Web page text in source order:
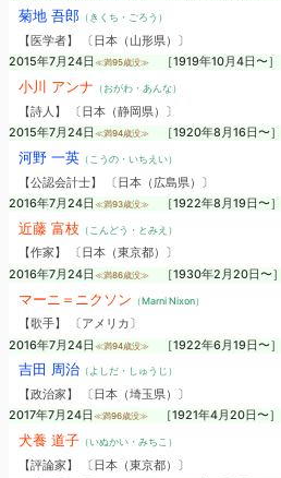
菊地 吾郎（きくち・ごろう）
【医学者】 〔日本（山形県）〕
2015年7月24日 ≪満95歳没≫ ［1919年10月4日〜］
小川 アンナ （おがわ・あんな）
【詩人】 〔日本（静岡県）〕
2015年7月24日 ≪満94歳没≫ ［1920年8月16日〜］
河野 一英（こうの・いちえい）
【公認会計士】 〔日本（広島県）〕
2016年7月24日 ≪満93歳没≫ ［1922年8月19日〜］
近藤 富枝（こんどう・とみえ）
【作家】 〔日本（東京都）〕
2016年7月24日 ≪満86歳没≫ ［1930年2月20日〜］
マーニ＝ニクソン （Marni Nixon）
【歌手】 〔アメリカ〕
2016年7月24日 ≪満94歳没≫ ［1922年6月19日〜］
吉田 周治（よしだ・しゅうじ）
【政治家】 〔日本（埼玉県）〕
2017年7月24日 ≪満96歳没≫ ［1921年4月20日〜］
犬養 道子（いぬかい・みちこ）
【評論家】 〔日本（東京都）〕